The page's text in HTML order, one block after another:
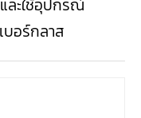
ละใช้อุปกรณ์
บอร์กลาส